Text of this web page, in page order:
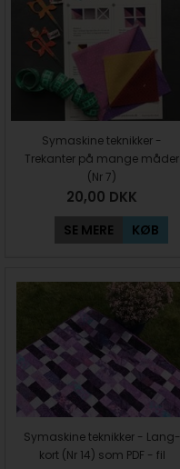
Symaskine teknikker -
Trekanter på mange måder
(Nr 7)
20,00 DKK
SE MERE KØB
Symaskine teknikker - Lang-
kort (Nr 14) som PDF - fil